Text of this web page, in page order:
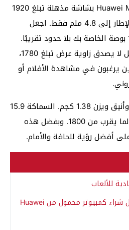
يتميز جهاز Huawei MateBook D14 بشاشة مذهلة تبلغ 1920
× 1080 بكسل. تم تقليل الإطار إلى 4.8 ملم فقط. اجعل
شاشة FullView مقاس 14 بوصة الخاصة بك بلا حدود تقريبًا.
توفر الشاشة الزاهية بشكل لا يصدق زاوية عرض تبلغ 1780،
يرغبون في مشاهدة الأفلام أو
تصميم أنيق وخفيف الوزن وأنيق ويزن 1.38 كجم. السماكة 15.9
مم، ويمكن دفع المفصلة لما يقرب من 1800. وبفضل هذه
أفضل رؤية للحافة والأمام.
أشياء يجب مراعاتها قبل شراء كمبيوتر محمول من Huawei